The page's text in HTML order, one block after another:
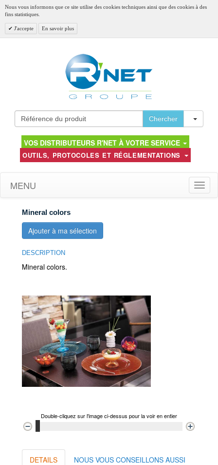
Nous vous informons que ce site utilise des cookies techniques ainsi que des cookies à des
fins statistiques.
J'accepte En savoir plus
Chercher
VOS DISTRIBUTEURS R'NET À VOTRE SERVICE
OUTILS, PROTOCOLES ET RÉGLEMENTATIONS
Toggle
MENU
Mineral colors
Ajouter à ma sélection
DESCRIPTION
Mineral colors.
Double-cliquez sur l'image ci-dessus pour la voir en entier
DETAILS NOUS VOUS CONSEILLONS AUSSI